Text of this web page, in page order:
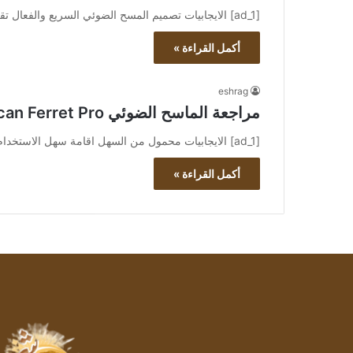
[ad_1] الايجابيات تصميم المسح الضوئي السريع والفعال تقنية تسطيح المنحنى الحاصلة على براءة اختراع للحصول على صور خالية…
أكمل القراءة »
eshrag
مراجعة الماسح الضوئي CR-Scan Ferret Pro ثلاثي الأبعاد
[ad_1] الايجابيات محمول من السهل اقامة سهل الاستخدام. سلبيات لا يمكن اكتشاف الزجاج والخلفيات الشفافة…
أكمل القراءة »